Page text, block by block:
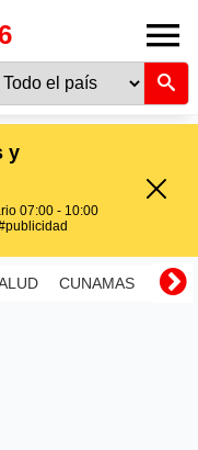
y
07:00 - 10:00
CUNAMAS